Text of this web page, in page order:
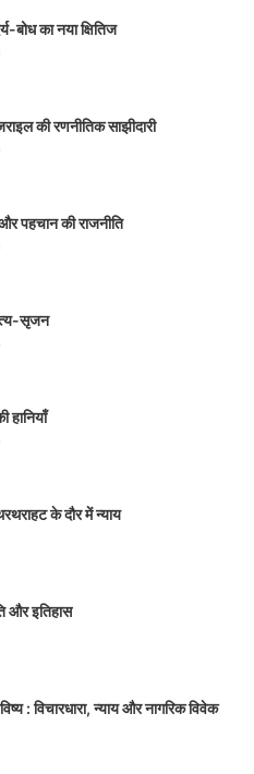
तक नहीं खुला। चुनाव
किशोर ने प्रेस
ली थी और उन्होंने
मौन उपवास करने की
पश्चिम चंपारण के
में 24 घंटे का मौन
खत्म हो गया है।
बोध का नया क्षितिज
की रणनीतिक साझीदारी
पहचान की राजनीति
सृजन
हानियाँ
के दौर में न्याय
और इतिहास
: विचारधारा, न्याय और नागरिक विवेक